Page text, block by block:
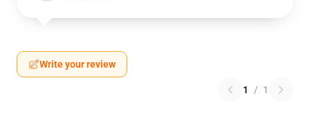
Write your review
1 / 1